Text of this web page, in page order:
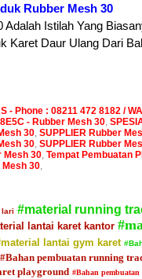
Rubber Mesh 30
Adalah Istilah Yang
Karet Daur Ulang Dari
- Phone : 08211 472 8182 /
- Rubber Mesh 30,
30, SUPPLIER Rubber
30, SUPPLIER Rubber
Mesh 30, Tempat Pembuatan
Mesh 30,
lari #material running
lantai karet kantor
lantai gym karet
#Bahan pembuatan running
playground #Bahan